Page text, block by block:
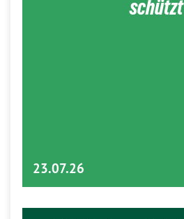
schützt
23.07.26